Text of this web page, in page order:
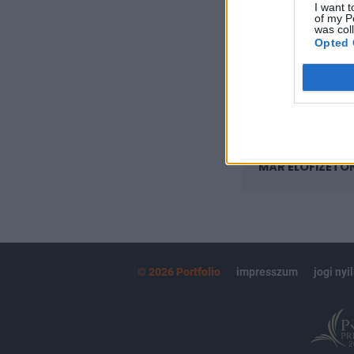
I want
of my
was
Opted
Az előfizetés a
Portfolio.hu
kötéslistái
MÁR
© 2026 Portfolio impresszum jogi